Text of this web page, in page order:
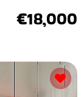
€18,000